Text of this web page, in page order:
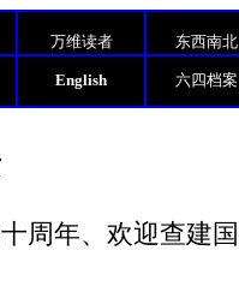
万维读者 东西南北
English 六四档案
周年、欢迎查建